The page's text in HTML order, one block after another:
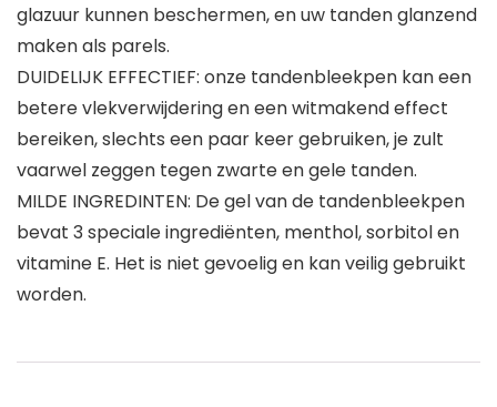
glazuur kunnen beschermen, en uw tanden glanzend
maken als parels.
DUIDELIJK EFFECTIEF: onze tandenbleekpen kan een
betere vlekverwijdering en een witmakend effect
bereiken, slechts een paar keer gebruiken, je zult
vaarwel zeggen tegen zwarte en gele tanden.
MILDE INGREDINTEN: De gel van de tandenbleekpen
bevat 3 speciale ingrediënten, menthol, sorbitol en
vitamine E. Het is niet gevoelig en kan veilig gebruikt
worden.